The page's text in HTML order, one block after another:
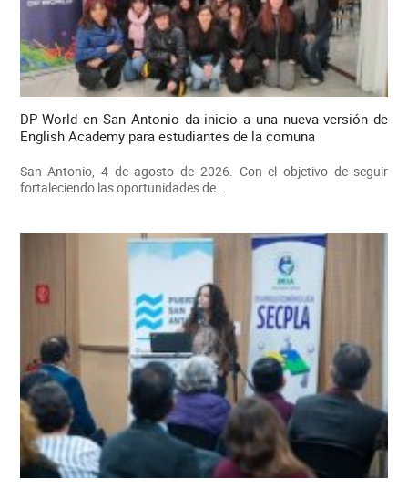
DP World en San Antonio da inicio a una nueva versión de
English Academy para estudiantes de la comuna
San Antonio, 4 de agosto de 2026. Con el objetivo de seguir
fortaleciendo las oportunidades de...